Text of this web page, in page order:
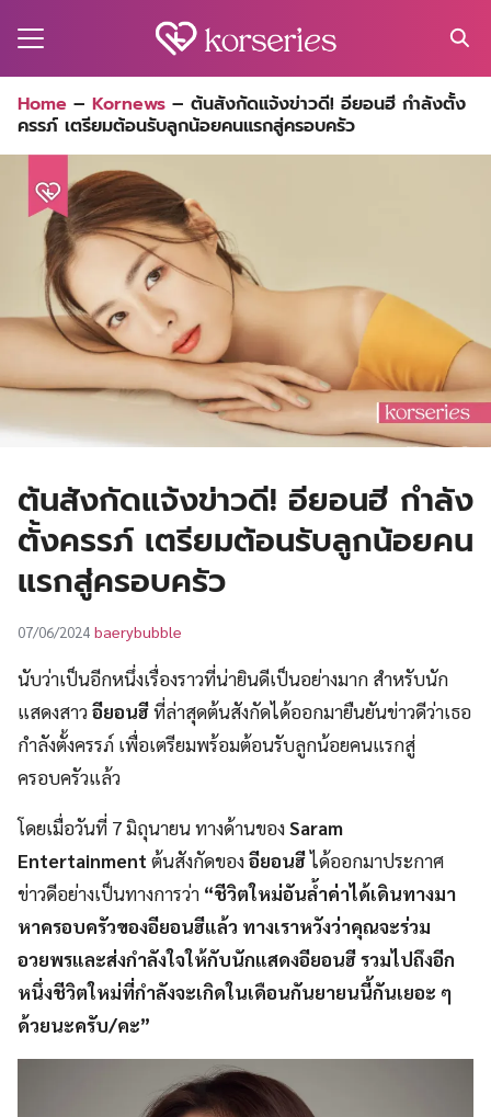
for:
Home – Kornews – ต้นสังกัดแจ้งข่าวดี! อียอนฮี กำลังตั้ง
ครรภ์ เตรียมต้อนรับลูกน้อยคนแรกสู่ครอบครัว
ต้นสังกัดแจ้งข่าวดี! อียอนฮี กำลัง
ตั้งครรภ์ เตรียมต้อนรับลูกน้อยคน
แรกสู่ครอบครัว
07/06/2024 baerybubble
นับว่าเป็นอีกหนึ่งเรื่องราวที่น่ายินดีเป็นอย่างมาก สำหรับนัก
แสดงสาวอียอนฮีที่ล่าสุดต้นสังกัดได้ออกมายืนยันข่าวดีว่าเธอ
กำลังตั้งครรภ์ เพื่อเตรียมพร้อมต้อนรับลูกน้อยคนแรกสู่
ครอบครัวแล้ว
โดยเมื่อวันที่ 7 มิถุนายน ทางด้านของSaram
Entertainment ต้นสังกัดของอียอนฮีได้ออกมาประกาศ
ข่าวดีอย่างเป็นทางการว่า “ชีวิตใหม่อันล้ำค่าได้เดินทางมา
หาครอบครัวของอียอนฮีแล้ว ทางเราหวังว่าคุณจะร่วม
อวยพรและส่งกำลังใจให้กับนักแสดงอียอนฮี รวมไปถึงอีก
หนึ่งชีวิตใหม่ที่กำลังจะเกิดในเดือนกันยายนนี้กันเยอะ ๆ
ด้วยนะครับ/คะ”